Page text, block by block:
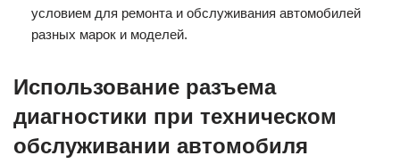
условием для ремонта и обслуживания автомобилей
разных марок и моделей.
Использование разъема
диагностики при техническом
обслуживании автомобиля